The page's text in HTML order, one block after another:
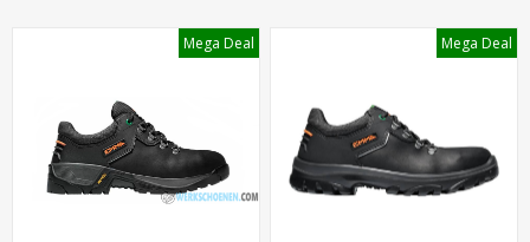
Mega Deal Mega Deal